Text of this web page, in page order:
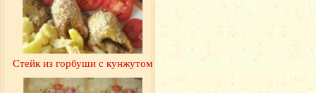
Стейк из горбуши с кунжутом